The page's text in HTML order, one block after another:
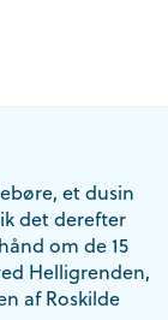
et dusin
det derefter
om de 15
Helligrenden,
af Roskilde